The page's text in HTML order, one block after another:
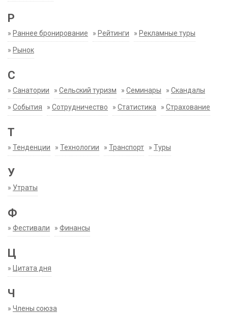
Р
» Раннее бронирование » Рейтинги » Рекламные туры
» Рынок
С
» Санатории » Сельский туризм » Семинары » Скандалы
» События » Сотрудничество » Статистика » Страхование
Т
» Тенденции » Технологии » Транспорт » Туры
У
» Утраты
Ф
» Фестивали » Финансы
Ц
» Цитата дня
Ч
» Члены союза